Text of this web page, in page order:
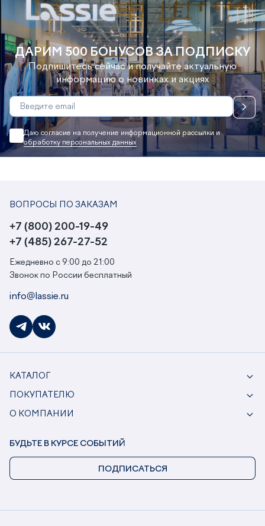
ДАРИМ 500 БОНУСОВ ЗА ПОДПИСКУ
Подпишитесь сейчас и получайте актуальную
информацию о новинках и акциях
Даю согласие на получение информационной рассылки и
обработку персональных данных
ВОПРОСЫ ПО ЗАКАЗАМ
+7 (800) 200-19-49
+7 (485) 267-27-52
Ежедневно с 9:00 до 21:00
Звонок по России бесплатный
info@lassie.ru
КАТАЛОГ
ПОКУПАТЕЛЮ
О КОМПАНИИ
БУДЬТЕ В КУРСЕ СОБЫТИЙ
ПОДПИСАТЬСЯ